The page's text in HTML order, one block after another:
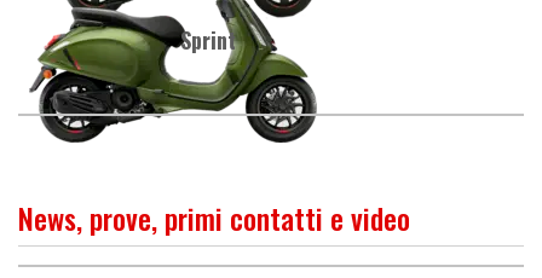
Sprint
News, prove, primi contatti e video